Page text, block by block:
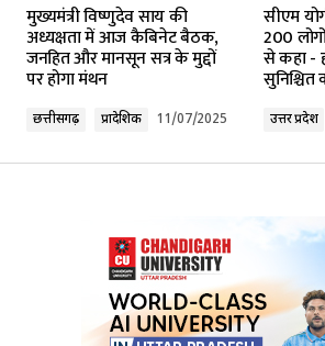
मुख्यमंत्री विष्णुदेव साय की
अध्यक्षता में आज कैबिनेट बैठक,
जनहित और मानसून सत्र के मुद्दों
पर होगा मंथन
छत्तीसगढ़ प्रादेशिक 11/07/2025
सीएम
200
से कहा -
सुनिश्चित
उत्तर प्रदेश